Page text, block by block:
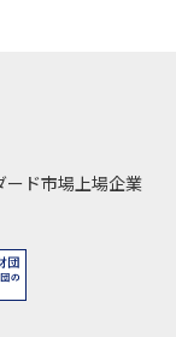
ード市場上場企業